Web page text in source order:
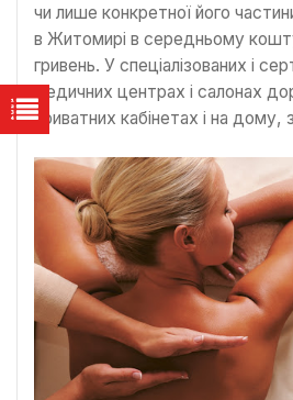
чи лише конкретної його
в Житомирі в середньому
гривень. У спеціалізованих і
медичних центрах і салонах
приватних кабінетах і на